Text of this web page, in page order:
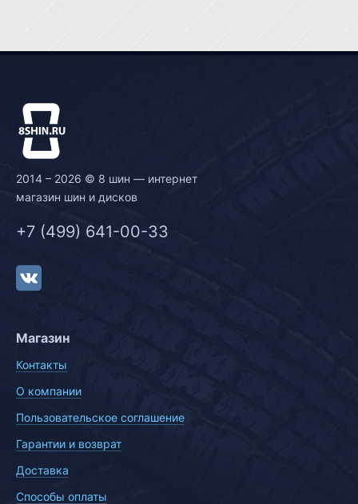
2014 – 2026 © 8 шин — интернет
магазин шин и дисков
+7 (499) 641-00-33
Магазин
Контакты
О компании
Пользовательское соглашение
Гарантии и возврат
Доставка
Способы оплаты